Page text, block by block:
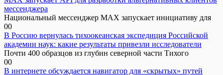
мессенджера
Национальный мессенджер MAX запускает инициативу для
00
В Россию вернулась тихоокеанская экспедиция Российской
академии наук: какие результаты привезли исследователи
Почти 400 образцов из глубин северной части Тихого
00
В интернете обсуждается навигатор для «скрытых» путей